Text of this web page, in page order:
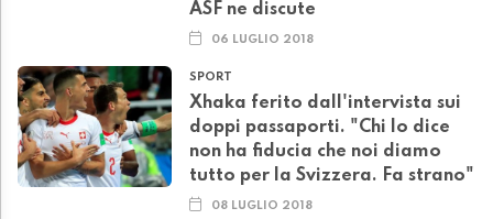
ASF ne discute
06 LUGLIO 2018
SPORT
Xhaka ferito dall'intervista sui
doppi passaporti. "Chi lo dice
non ha fiducia che noi diamo
tutto per la Svizzera. Fa strano"
08 LUGLIO 2018